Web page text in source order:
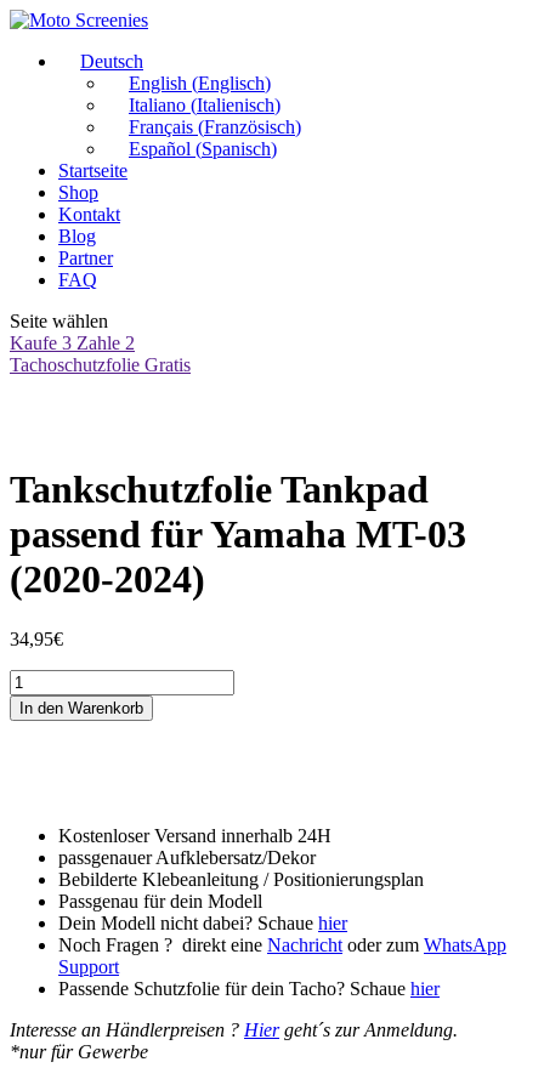
Deutsch
English (Englisch)
Italiano (Italienisch)
Français (Französisch)
Español (Spanisch)
Startseite
Shop
Kontakt
Blog
Partner
FAQ
Seite wählen
Kaufe 3 Zahle 2
Tachoschutzfolie Gratis
Tankschutzfolie Tankpad
passend für Yamaha MT-03
(2020-2024)
34,95€
Tankschutzfolie
Tankpad
passend
(2020-
2024)
Menge
In den Warenkorb
Kostenloser Versand innerhalb 24H
passgenauer Aufklebersatz/Dekor
Bebilderte Klebeanleitung / Positionierungsplan
Passgenau für dein Modell
Dein Modell nicht dabei? Schaue hier
Noch Fragen ? direkt eine Nachricht oder zum WhatsApp
Support
Passende Schutzfolie für dein Tacho? Schaue hier
Interesse an Händlerpreisen ? Hiergeht´s zur Anmeldung.
*nur für Gewerbe